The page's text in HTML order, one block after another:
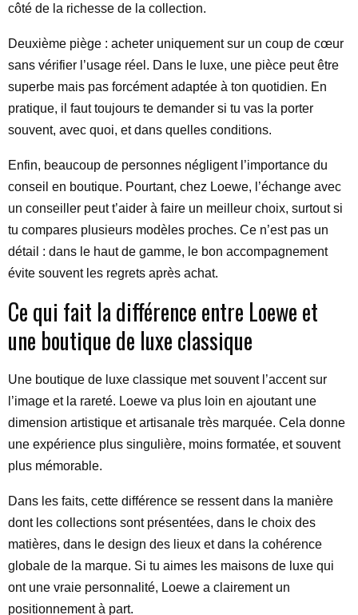
côté de la richesse de la collection.
Deuxième piège : acheter uniquement sur un coup de cœur
sans vérifier l’usage réel. Dans le luxe, une pièce peut être
superbe mais pas forcément adaptée à ton quotidien. En
pratique, il faut toujours te demander si tu vas la porter
souvent, avec quoi, et dans quelles conditions.
Enfin, beaucoup de personnes négligent l’importance du
conseil en boutique. Pourtant, chez Loewe, l’échange avec
un conseiller peut t’aider à faire un meilleur choix, surtout si
tu compares plusieurs modèles proches. Ce n’est pas un
détail : dans le haut de gamme, le bon accompagnement
évite souvent les regrets après achat.
Ce qui fait la différence entre Loewe et
une boutique de luxe classique
Une boutique de luxe classique met souvent l’accent sur
l’image et la rareté. Loewe va plus loin en ajoutant une
dimension artistique et artisanale très marquée. Cela donne
une expérience plus singulière, moins formatée, et souvent
plus mémorable.
Dans les faits, cette différence se ressent dans la manière
dont les collections sont présentées, dans le choix des
matières, dans le design des lieux et dans la cohérence
globale de la marque. Si tu aimes les maisons de luxe qui
ont une vraie personnalité, Loewe a clairement un
positionnement à part.